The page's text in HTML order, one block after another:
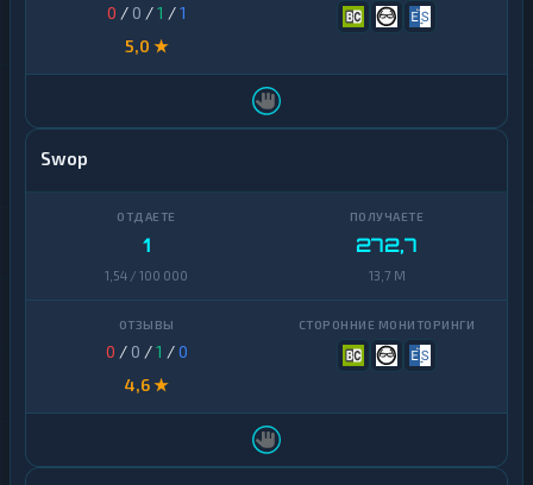
0 / 0 /1 /1
5,0 ★
Swop
1
1,54 / 100 000
272,7
13,7 M
0 / 0 /1 /0
4,6 ★